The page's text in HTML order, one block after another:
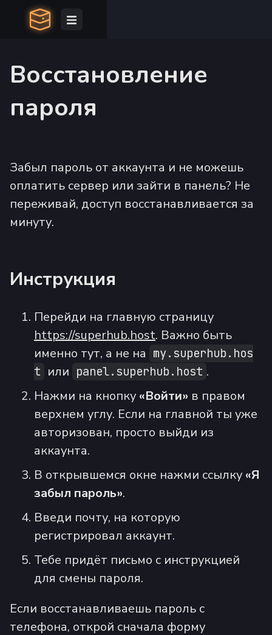
Восстановление
пароля
Забыл пароль от аккаунта и не можешь
оплатить сервер или зайти в панель? Не
переживай, доступ восстанавливается за
минуту.
Инструкция
Перейди на главную страницу
https://superhub.host. Важно быть
именно тут, а не на my.superhub.hos
t или panel.superhub.host .
Нажми на кнопку «Войти» в правом
верхнем углу. Если на главной ты уже
авторизован, просто выйди из
аккаунта.
В открывшемся окне нажми ссылку «Я
забыл пароль».
Введи почту, на которую
регистрировал аккаунт.
Тебе придёт письмо с инструкцией
для смены пароля.
Если восстанавливаешь пароль с
телефона, открой сначала форму